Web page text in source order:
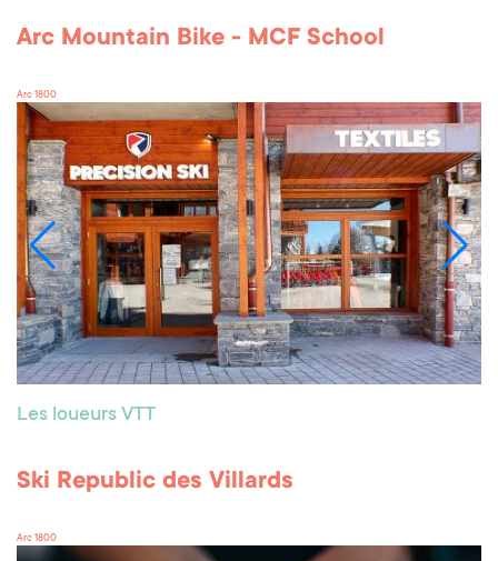
Arc Mountain Bike - MCF School
Arc 1800
Les loueurs VTT
Ski Republic des Villards
Arc 1800